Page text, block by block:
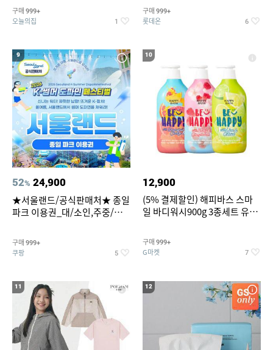
구매 999+
오늘의집 1
구매 999+
롯데온 6
9
52% 24,900
★서울랜드/공식판매처★ 종일
파크 이용권_대/소인,주중/주
구매 999+
쿠팡 5
10
12,900
(5% 결제할인) 해피바스 스마
일 바디워시900g 3종세트 유
구매 999+
G마켓 7
11 12